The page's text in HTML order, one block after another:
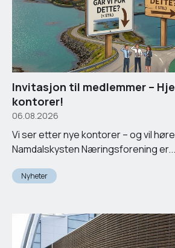
Invitasjon til medlemmer –
kontorer!
06.08.2026
Vi ser etter nye kontorer – og vil
Namdalskysten Næringsforening er...
Nyheter